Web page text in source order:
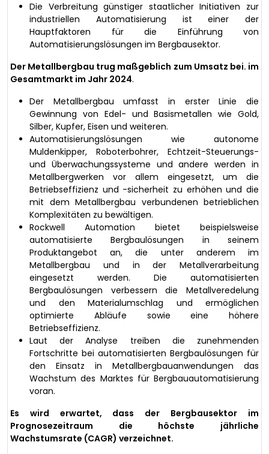
Die Verbreitung günstiger staatlicher Initiativen zur
industriellen Automatisierung ist einer der
Hauptfaktoren für die Einführung von
Automatisierungslösungen im Bergbausektor.
Der Metallbergbau trug maßgeblich zum Umsatz bei. im
Gesamtmarkt im Jahr 2024.
Der Metallbergbau umfasst in erster Linie die
Gewinnung von Edel- und Basismetallen wie Gold,
Silber, Kupfer, Eisen und weiteren.
Automatisierungslösungen wie autonome
Muldenkipper, Roboterbohrer, Echtzeit-Steuerungs-
und Überwachungssysteme und andere werden in
Metallbergwerken vor allem eingesetzt, um die
Betriebseffizienz und -sicherheit zu erhöhen und die
mit dem Metallbergbau verbundenen betrieblichen
Komplexitäten zu bewältigen.
Rockwell Automation bietet beispielsweise
automatisierte Bergbaulösungen in seinem
Produktangebot an, die unter anderem im
Metallbergbau und in der Metallverarbeitung
eingesetzt werden. Die automatisierten
Bergbaulösungen verbessern die Metallveredelung
und den Materialumschlag und ermöglichen
optimierte Abläufe sowie eine höhere
Betriebseffizienz.
Laut der Analyse treiben die zunehmenden
Fortschritte bei automatisierten Bergbaulösungen für
den Einsatz in Metallbergbauanwendungen das
Wachstum des Marktes für Bergbauautomatisierung
voran.
Es wird erwartet, dass der Bergbausektor im
Prognosezeitraum die höchste jährliche
Wachstumsrate (CAGR) verzeichnet.